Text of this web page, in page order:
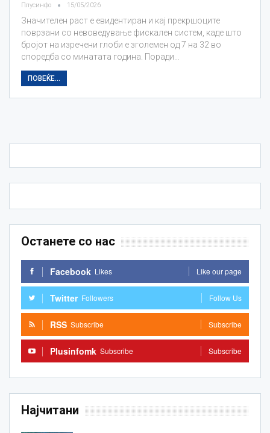
Плусинфо 15/05/2026
Значителен раст е евидентиран и кај прекршоците
поврзани со невоведување фискален систем, каде што
бројот на изречени глоби е зголемен од 7 на 32 во
споредба со минатата година. Поради…
ПОВЕЌЕ...
Останете со нас
Facebook Likes Like our page
Twitter Followers Follow Us
RSS Subscribe Subscribe
Plusinfomk Subscribe Subscribe
Најчитани